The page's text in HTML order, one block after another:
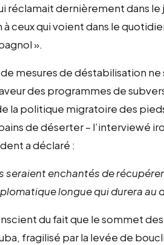
réclamait dernièrement dans le
à ceux qui voient dans le
».
mesures de déstabilisation
des programmes de
la politique migratoire des
de déserter – l’interviewé
a déclaré :
seraient enchantés de
longue qui durera au
du fait que le sommet des
fragilisé par la levée de